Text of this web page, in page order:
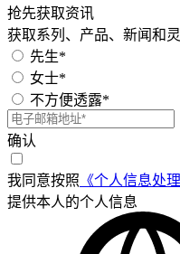
抢先获取资讯
获取系列、产品、新闻和
先生*
女士*
不方便透露*
确认
我同意按照 《个人信息处
提供本人的个人信息